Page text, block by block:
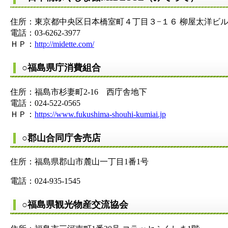
住所：東京都中央区日本橋室町４丁目３−１６ 柳屋太洋ビル
電話：03-6262-3977
ＨＰ： http://midette.com/
○福島県庁消費組合
住所：福島市杉妻町2-16 西庁舎地下
電話：024-522-0565
ＨＰ： https://www.fukushima-shouhi-kumiai.jp
○郡山合同庁舎売店
住所：福島県郡山市麓山一丁目1番1号
電話：024-935-1545
○福島県観光物産交流協会